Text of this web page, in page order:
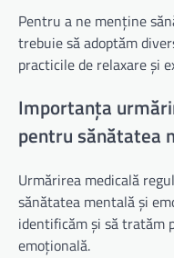
Pentru a ne menține
trebuie să adoptăm
practicile de relaxare și
Importanța
pentru sănătatea
Urmărirea medicală
sănătatea mentală și
identificăm și să tratăm
emoțională.